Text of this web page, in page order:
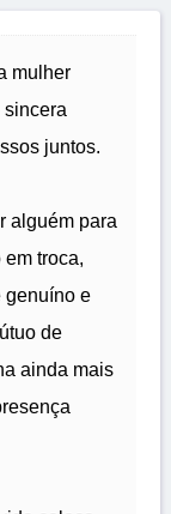
mulher
juntos.
alguém para
troca,
genuíno e
de
ainda mais